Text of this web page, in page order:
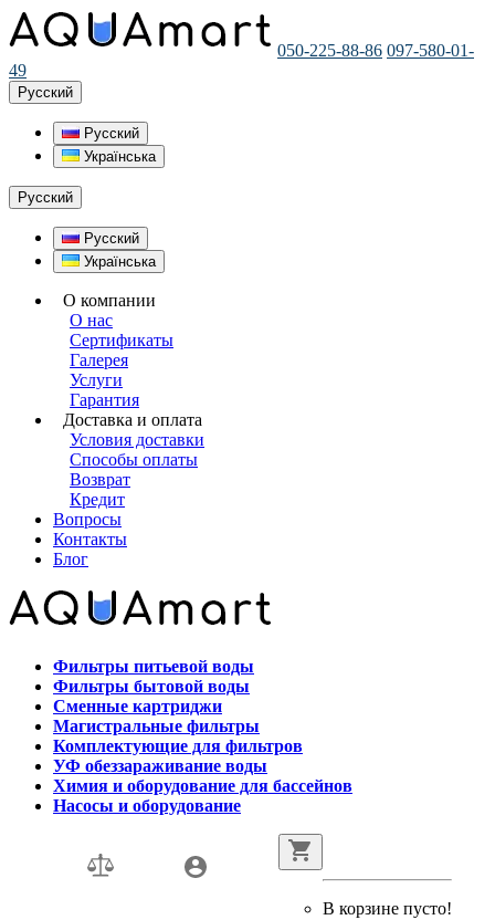
050-225-88-86 097-580-01-
49
Русский
Русский
Українська
Русский
Русский
Українська
О компании
О нас
Сертификаты
Галерея
Услуги
Гарантия
Доставка и оплата
Условия доставки
Способы оплаты
Возврат
Кредит
Вопросы
Контакты
Блог
Фильтры питьевой воды
Фильтры бытовой воды
Сменные картриджи
Магистральные фильтры
Комплектующие для фильтров
УФ обеззараживание воды
Химия и оборудование для бассейнов
Насосы и оборудование
В корзине пусто!